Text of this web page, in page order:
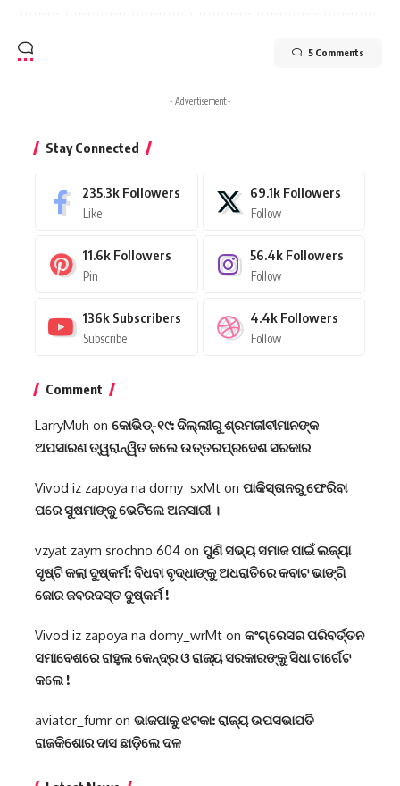
5 Comments
- Advertisement -
Stay Connected
235.3k Followers
Like
69.1k Followers
Follow
11.6k Followers
Pin
56.4k Followers
Follow
136k Subscribers
Subscribe
4.4k Followers
Follow
Comment
LarryMuh on କୋଭିଡ୍-୧୯: ଦିଲ୍ଲୀରୁ ଶ୍ରମଜୀବୀମାନଙ୍କ
ଅପସାରଣ ତ୍ୱରାନ୍ୱିତ କଲେ ଉତ୍ତରପ୍ରଦେଶ ସରକାର
Vivod iz zapoya na domy_sxMt on ପାକିସ୍ତାନରୁ ଫେରିବା
ପରେ ସୁଷମାଙ୍କୁ ଭେଟିଲେ ଅନସାରୀ ।
vzyat zaym srochno 604 on ପୁଣି ସଭ୍ୟ ସମାଜ ପାଇଁ ଲଜ୍ୟା
ସୃଷ୍ଟି କଲା ଦୁଷ୍କର୍ମ: ବିଧବା ବୃଦ୍ଧାଙ୍କୁ ଅଧରାତିରେ କବାଟ ଭାଙ୍ଗି
ଜୋର ଜବରଦସ୍ତ ଦୁଷ୍କର୍ମ !
Vivod iz zapoya na domy_wrMt on କଂଗ୍ରେସର ପରିବର୍ତ୍ତନ
ସମାବେଶରେ ରାହୁଲ କେନ୍ଦ୍ର ଓ ରାଜ୍ୟ ସରକାରଙ୍କୁ ସିଧା ଟାର୍ଗେଟ
କଲେ !
aviator_fumr on ଭାଜପାକୁ ଝଟକା: ରାଜ୍ୟ ଉପସଭାପତି
ରାଜକିଶୋର ଦାସ ଛାଡ଼ିଲେ ଦଳ